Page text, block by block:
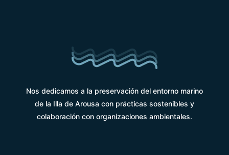
Nos dedicamos a la preservación del entorno marino
de la Illa de Arousa con prácticas sostenibles y
colaboración con organizaciones ambientales.